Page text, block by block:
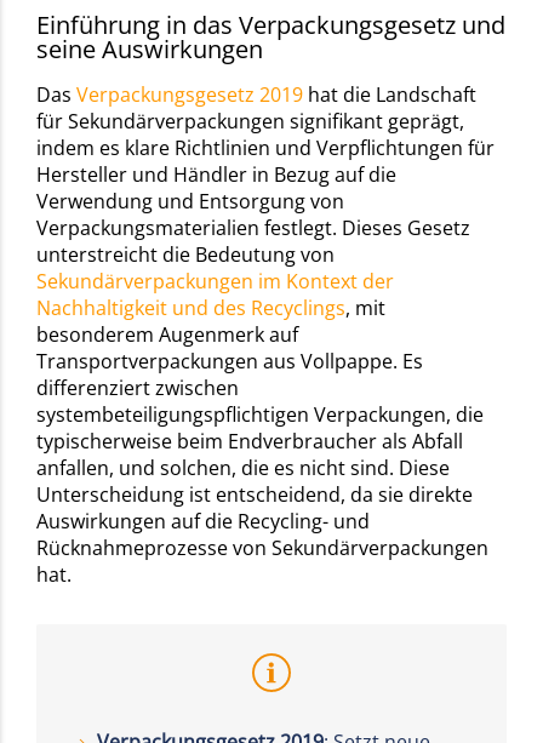
Einführung in das Verpackungsgesetz und
seine Auswirkungen
Das Verpackungsgesetz 2019 hat die Landschaft
für Sekundärverpackungen signifikant geprägt,
indem es klare Richtlinien und Verpflichtungen für
Hersteller und Händler in Bezug auf die
Verwendung und Entsorgung von
Verpackungsmaterialien festlegt. Dieses Gesetz
unterstreicht die Bedeutung von
Sekundärverpackungen im Kontext der
Nachhaltigkeit und des Recyclings, mit
besonderem Augenmerk auf
Transportverpackungen aus Vollpappe. Es
differenziert zwischen
systembeteiligungspflichtigen Verpackungen, die
typischerweise beim Endverbraucher als Abfall
anfallen, und solchen, die es nicht sind. Diese
Unterscheidung ist entscheidend, da sie direkte
Auswirkungen auf die Recycling- und
Rücknahmeprozesse von Sekundärverpackungen
hat.